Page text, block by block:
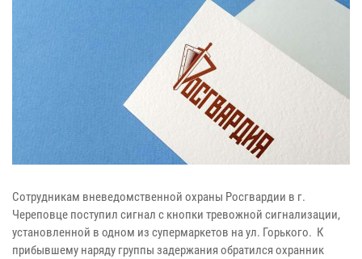
Сотрудникам вневедомственной охраны Росгвардии в г.
Череповце поступил сигнал с кнопки тревожной сигнализации,
установленной в одном из супермаркетов на ул. Горького. К
прибывшему наряду группы задержания обратился охранник